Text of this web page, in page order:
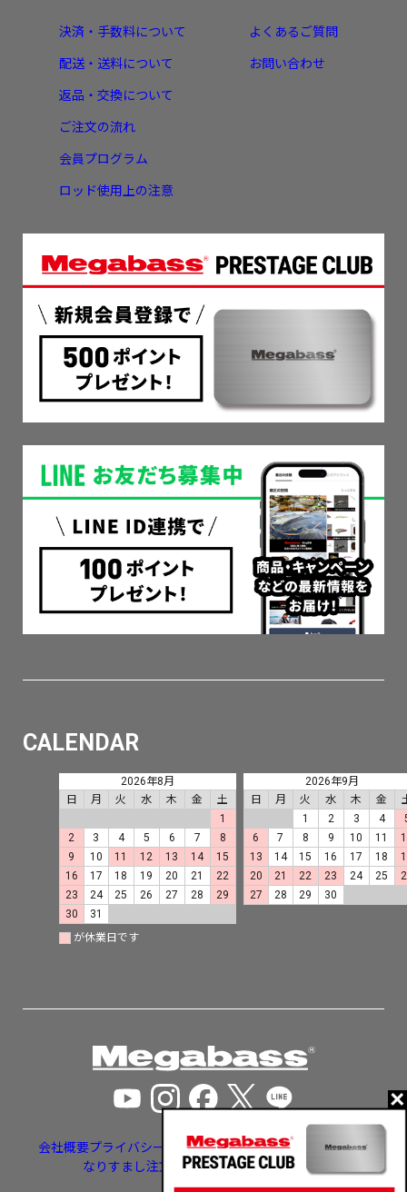
決済・手数料について
配送・送料について
返品・交換について
ご注文の流れ
会員プログラム
ロッド使用上の注意
よくあるご質問
お問い合わせ
CALENDAR
2026年8月
日
月 火 水 木 金
土
1
2
3 4 5 6 7
8
9
10 11 12 13 14
15
16
17 18 19 20 21
22
23
24 25 26 27 28
29
30
31
2026年9月
日
月 火 水 木 金
1
2 3 4
6
7 8 9 10 11
13
14 15 16 17 18
20
21 22 23 24 25
27
28 29 30
が休業日です
会社概要プライバシーポリシー特定商取引法に基づく表示
なりすまし注文・いたずら注文等への対応